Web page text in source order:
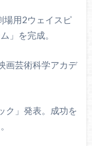
場用2ウェイスピ
」を完成。
画芸術科学アカデ
ク」発表。成功を